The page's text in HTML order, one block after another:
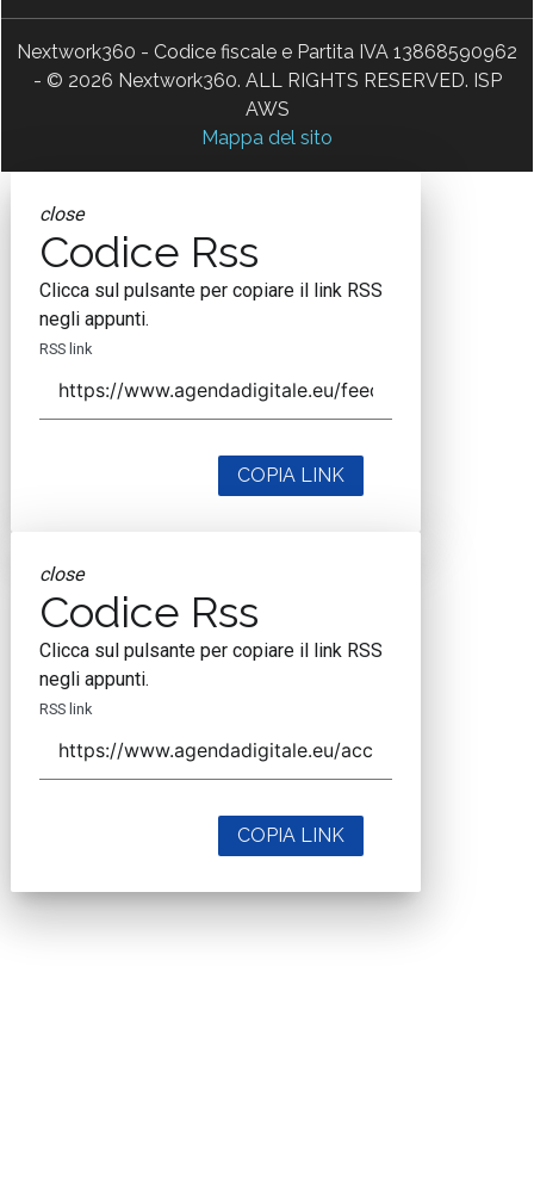
Nextwork360 - Codice fiscale e Partita IVA 13868590962
- © 2026 Nextwork360. ALL RIGHTS RESERVED. ISP
AWS
Mappa del sito
close
Codice Rss
Clicca sul pulsante per copiare il link RSS
negli appunti.
RSS link
COPIA LINK
close
Codice Rss
Clicca sul pulsante per copiare il link RSS
negli appunti.
RSS link
COPIA LINK